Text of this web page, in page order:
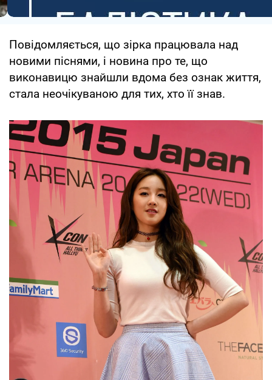
Повідомляється, що зірка працювала над
новими піснями, і новина про те, що
виконавицю знайшли вдома без ознак життя,
стала неочікуваною для тих, хто її знав.